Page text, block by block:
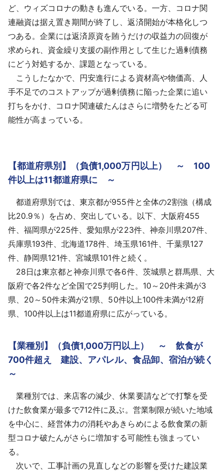
ど、ウィズコロナの動きも進んでいる。一方、コロナ関
連融資は据え置き期間が終了し、返済開始が本格化しつ
つある。企業には返済原資を賄うだけの収益力の回復が
求められ、資金繰り支援の副作用として生じた過剰債務
にどう対処するか、課題となっている。
こうしたなかで、円安進行による資材高や物価高、人
手不足でのコストアップが過剰債務に陥った企業に追い
打ちをかけ、コロナ関連破たんはさらに増勢をたどる可
能性が高まっている。
【都道府県別】（負債1,000万円以上） ～ 100
件以上は11都道府県に ～
都道府県別では、東京都が955件と全体の2割強（構成
比20.9％）を占め、突出している。以下、大阪府455
件、福岡県が225件、愛知県が223件、神奈川県207件、
兵庫県193件、北海道178件、埼玉県161件、千葉県127
件、静岡県121件、宮城県101件と続く。
28日は東京都と神奈川県で各6件、茨城県と群馬県、大
阪府で各2件など全国で25判明した。10～20件未満が3
県、20～50件未満が21県、50件以上100件未満が12府
県、100件以上は11都道府県に広がっている。
【業種別】（負債1,000万円以上） ～ 飲⾷が
700件超え 建設、アパレル、⾷品卸、宿泊が続く
～
業種別では、来店客の減少、休業要請などで打撃を受
けた飲食業が最多で712件に及ぶ。営業制限が続いた地域
を中心に、経営体力の消耗やあきらめによる飲食業の新
型コロナ破たんがさらに増加する可能性も強まってい
る。
次いで、工事計画の見直しなどの影響を受けた建設業